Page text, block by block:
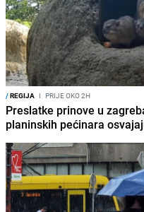
/REGIJA I PRIJE OKO 2H
Preslatke prinove u
planinskih pećinara